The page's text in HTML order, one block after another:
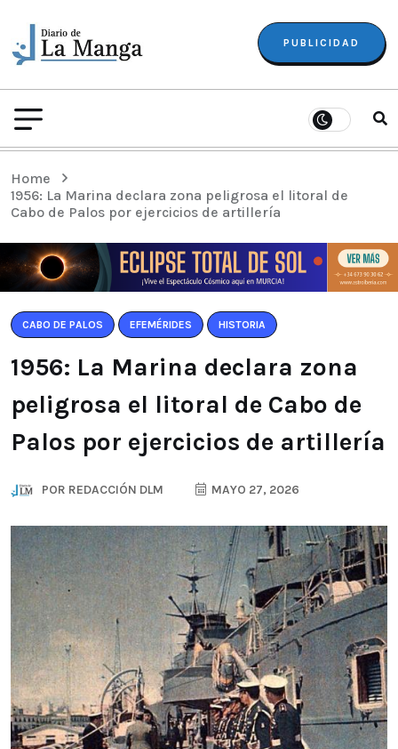
PUBLICIDAD
Home
1956: La Marina declara zona peligrosa el litoral de
Cabo de Palos por ejercicios de artillería
CABO DE PALOS EFEMÉRIDES HISTORIA
1956: La Marina declara zona
peligrosa el litoral de Cabo de
Palos por ejercicios de artillería
POR REDACCIÓN DLM MAYO 27, 2026